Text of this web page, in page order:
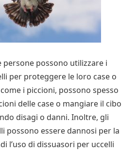
persone possono utilizzare i
per proteggere le loro case o
i piccioni, possono spesso
delle case o mangiare il cibo
disagi o danni. Inoltre, gli
possono essere dannosi per la
l’uso di dissuasori per uccelli